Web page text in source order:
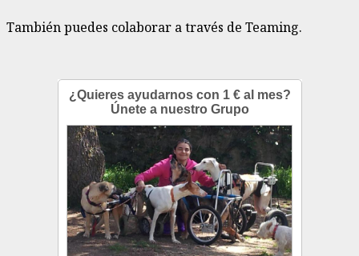
También puedes colaborar a través de Teaming.